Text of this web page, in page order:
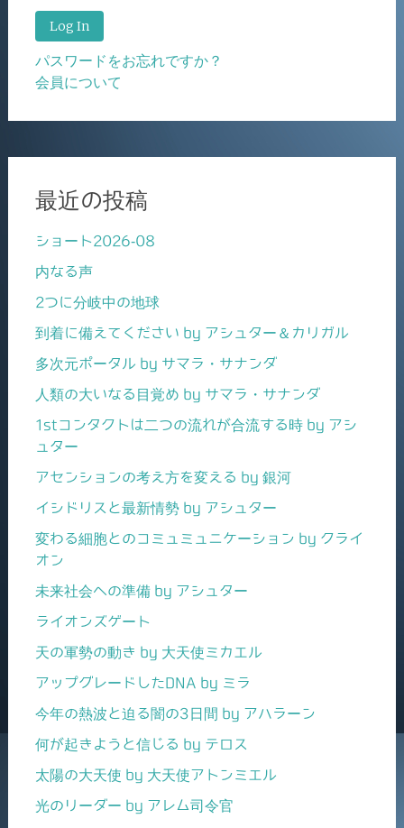
パスワードをお忘れですか？
会員について
最近の投稿
ショート2026-08
内なる声
2つに分岐中の地球
到着に備えてください by アシュター＆カリガル
多次元ポータル by サマラ・サナンダ
人類の大いなる目覚め by サマラ・サナンダ
1stコンタクトは二つの流れが合流する時 by アシ
ュター
アセンションの考え方を変える by 銀河
イシドリスと最新情勢 by アシュター
変わる細胞とのコミュミュニケーション by クライ
オン
未来社会への準備 by アシュター
ライオンズゲート
天の軍勢の動き by 大天使ミカエル
アップグレードしたDNA by ミラ
今年の熱波と迫る闇の3日間 by アハラーン
何が起きようと信じる by テロス
太陽の大天使 by 大天使アトンミエル
光のリーダー by アレム司令官